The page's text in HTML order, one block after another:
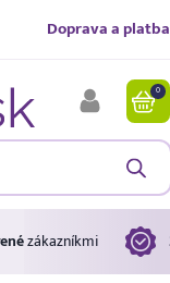
Doprava a platba
0
zákazníkmi